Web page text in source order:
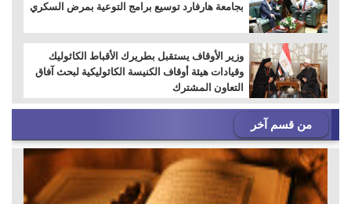
بجامعة هارفارد توسيع برامج التوعية بمرض السكري
وزير الأوقاف يستقبل بطريرك الأقباط الكاثوليك
وقيادات هيئة أوقاف الكنيسة الكاثوليكية لبحث آفاق
التعاون المشترك
من قسم آخر